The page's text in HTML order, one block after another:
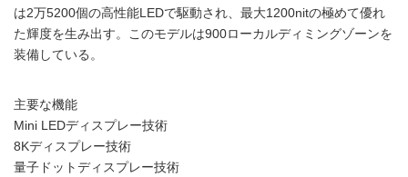
は2万5200個の高性能LEDで駆動され、最大1200nitの極めて優れ
た輝度を生み出す。このモデルは900ローカルディミングゾーンを
装備している。
主要な機能
Mini LEDディスプレー技術
8Kディスプレー技術
量子ドットディスプレー技術